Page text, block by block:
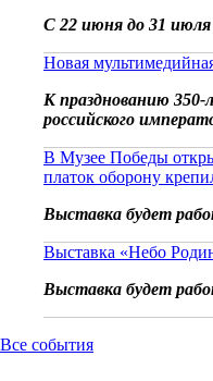
С 22 июня до 31 июля
Новая
К празднованию 350-
российского
В Музее Победы
платок оборону
Выставка будет
Выставка «Небо
Выставка будет
Все события